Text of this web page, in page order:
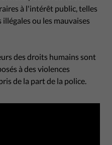
à l'intérêt public, telles
ou les mauvaises
des droits humains sont
à des violences
de la part de la police.